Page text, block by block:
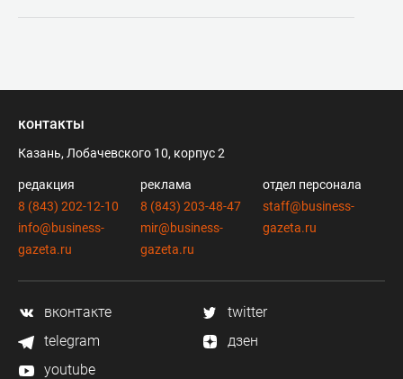
контакты
Казань, Лобачевского 10, корпус 2
редакция
8 (843) 202-12-10
info@business-
gazeta.ru
реклама
8 (843) 203-48-47
mir@business-
gazeta.ru
отдел персонала
staff@business-
gazeta.ru
вконтакте
twitter
telegram
дзен
youtube